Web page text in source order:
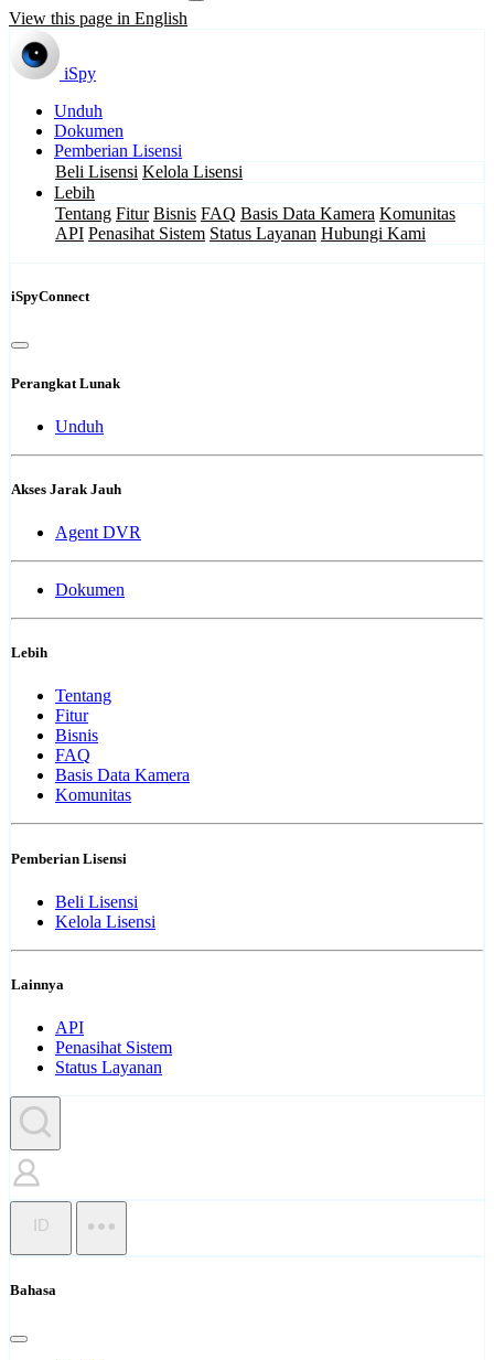
View this page in English
iSpy
Unduh
Dokumen
Pemberian Lisensi
Beli Lisensi Kelola Lisensi
Lebih
Tentang Fitur Bisnis FAQ Basis Data Kamera Komunitas
API Penasihat Sistem Status Layanan Hubungi Kami
iSpyConnect
Perangkat Lunak
Unduh
Akses Jarak Jauh
Agent DVR
Dokumen
Lebih
Tentang
Fitur
Bisnis
FAQ
Basis Data Kamera
Komunitas
Pemberian Lisensi
Beli Lisensi
Kelola Lisensi
Lainnya
API
Penasihat Sistem
Status Layanan
ID
Bahasa